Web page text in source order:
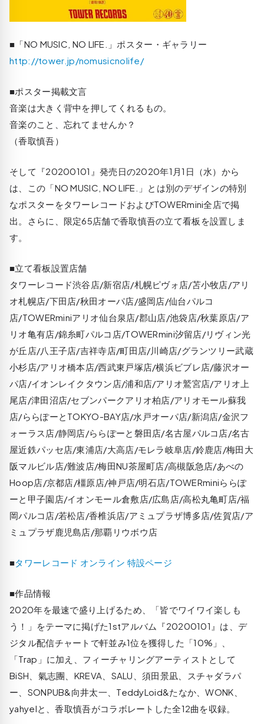
■「NO MUSIC, NO LIFE.」ポスター・ギャラリー
http://tower.jp/nomusicnolife/
■ポスター掲載文言
音楽は大きく背中を押してくれるもの。
音楽のこと、忘れてませんか？
（香取慎吾）
そして『20200101』発売日の2020年1月1日（水）から
は、この「NO MUSIC, NO LIFE.」とは別のデザインの特別
なポスターをタワーレコードおよびTOWERmini全店で掲
出。さらに、限定65店舗で香取慎吾の立て看板を設置しま
す。
■立て看板設置店舗
タワーレコード渋谷店/新宿店/札幌ピヴォ店/苫小牧店/アリ
オ札幌店/下田店/秋田オーパ店/盛岡店/仙台パルコ
店/TOWERminiアリオ仙台泉店/郡山店/池袋店/秋葉原店/ア
リオ亀有店/錦糸町パルコ店/TOWERmini汐留店/リヴィン光
が丘店/八王子店/吉祥寺店/町田店/川崎店/グランツリー武蔵
小杉店/アリオ橋本店/西武東戸塚店/横浜ビブレ店/藤沢オー
パ店/イオンレイクタウン店/浦和店/アリオ鷲宮店/アリオ上
尾店/津田沼店/セブンパークアリオ柏店/アリオモール蘇我
店/ららぽーとTOKYO-BAY店/水戸オーパ店/新潟店/金沢フ
ォーラス店/静岡店/ららぽーと磐田店/名古屋パルコ店/名古
屋近鉄パッセ店/東浦店/大高店/モレラ岐阜店/鈴鹿店/梅田大
阪マルビル店/難波店/梅田NU茶屋町店/高槻阪急店/あべの
Hoop店/京都店/橿原店/神戸店/明石店/TOWERminiららぽ
ーと甲子園店/イオンモール倉敷店/広島店/高松丸亀町店/福
岡パルコ店/若松店/香椎浜店/アミュプラザ博多店/佐賀店/ア
ミュプラザ鹿児島店/那覇リウボウ店
■タワーレコード オンライン 特設ページ
■作品情報
2020年を最速で盛り上げるため、「皆でワイワイ楽しも
う！」をテーマに掲げた1stアルバム『20200101』は、デ
ジタル配信チャートで軒並み1位を獲得した「10%」、
「Trap」に加え、フィーチャリングアーティストとして
BiSH、氣志團、KREVA、SALU、須田景凪、スチャダラパ
ー、SONPUB&向井太一、TeddyLoid&たなか、WONK、
yahyelと、香取慎吾がコラボレートした全12曲を収録。